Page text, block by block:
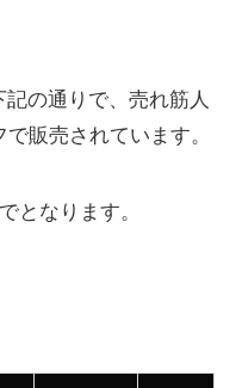
の通りで、売れ筋人
販売されています。
となります。